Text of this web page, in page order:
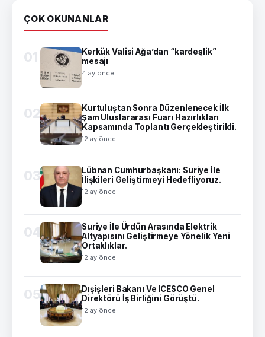
ÇOK OKUNANLAR
01
Kerkük Valisi Ağa’dan “kardeşlik”
mesajı
4 ay önce
02
Kurtuluştan Sonra Düzenlenecek İlk
Şam Uluslararası Fuarı Hazırlıkları
Kapsamında Toplantı Gerçekleştirildi.
12 ay önce
03
Lübnan Cumhurbaşkanı: Suriye İle
İlişkileri Geliştirmeyi Hedefliyoruz.
12 ay önce
04
Suriye İle Ürdün Arasında Elektrik
Altyapısını Geliştirmeye Yönelik Yeni
Ortaklıklar.
12 ay önce
05
Dışişleri Bakanı Ve ICESCO Genel
Direktörü İş Birliğini Görüştü.
12 ay önce